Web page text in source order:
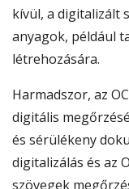
kívül, a digitalizált
anyagok, például
létrehozására.
Harmadszor, az
digitális
és sérülékeny
digitalizálás és az
szövegek